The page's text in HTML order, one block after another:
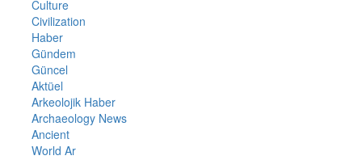
Culture
Civilization
Haber
Gündem
Güncel
Aktüel
Arkeolojik Haber
Archaeology News
Ancient
World Ar